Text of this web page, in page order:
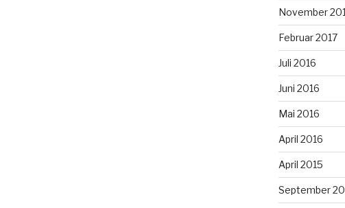
November
Februar 2017
Juli 2016
Juni 2016
Mai 2016
April 2016
April 2015
September